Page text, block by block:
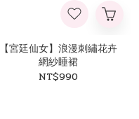
【宮廷仙女】浪漫刺繡花卉
網紗睡裙
NT$990